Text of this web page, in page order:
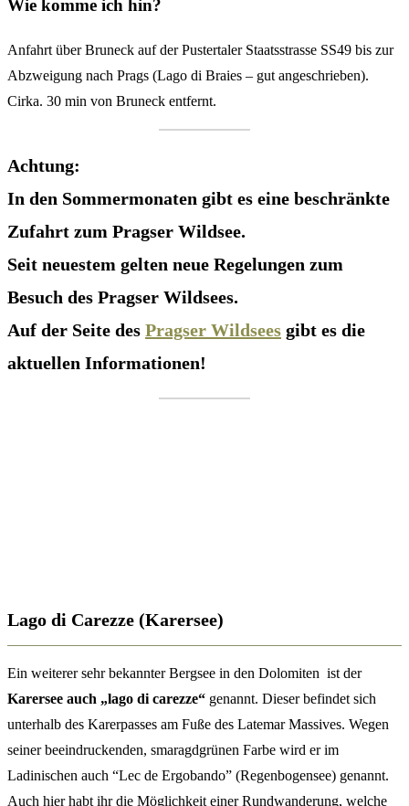
Wie komme ich hin?
Anfahrt über Bruneck auf der Pustertaler Staatsstrasse SS49 bis zur
Abzweigung nach Prags (Lago di Braies – gut angeschrieben).
Cirka. 30 min von Bruneck entfernt.
Achtung:
In den Sommermonaten gibt es eine beschränkte
Zufahrt zum Pragser Wildsee.
Seit neuestem gelten neue Regelungen zum
Besuch des Pragser Wildsees.
Auf der Seite des Pragser Wildsees gibt es die
aktuellen Informationen!
Lago di Carezze (Karersee)
Ein weiterer sehr bekannter Bergsee in den Dolomiten ist der
Karersee auch „lago di carezze“ genannt. Dieser befindet sich
unterhalb des Karerpasses am Fuße des Latemar Massives. Wegen
seiner beeindruckenden, smaragdgrünen Farbe wird er im
Ladinischen auch “Lec de Ergobando” (Regenbogensee) genannt.
Auch hier habt ihr die Möglichkeit einer Rundwanderung, welche